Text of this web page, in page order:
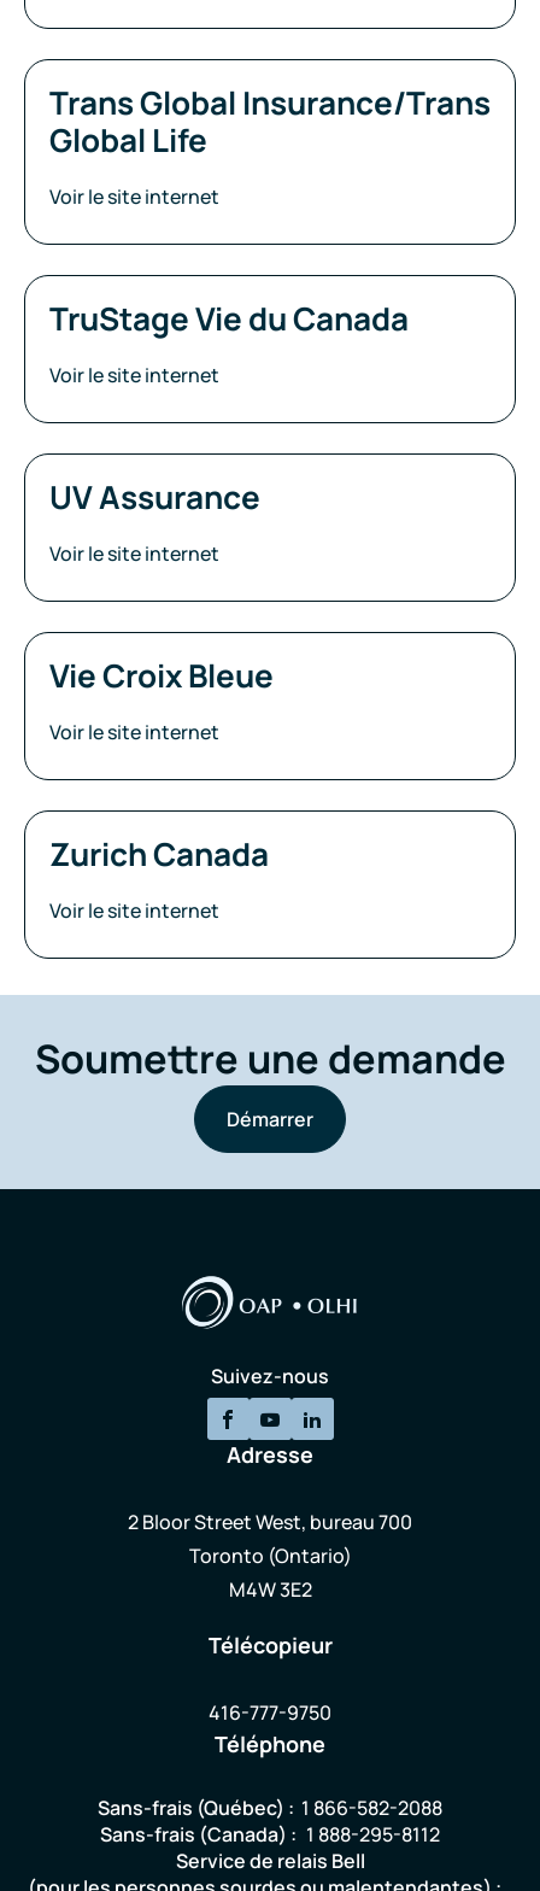
Trans Global Insurance/Trans
Global Life
Voir le site internet
TruStage Vie du Canada
Voir le site internet
UV Assurance
Voir le site internet
Vie Croix Bleue
Voir le site internet
Zurich Canada
Voir le site internet
Soumettre une demande
Démarrer
Suivez-nous
Adresse
2 Bloor Street West, bureau 700
Toronto (Ontario)
M4W 3E2
Télécopieur
416-777-9750
Téléphone
Sans-frais (Québec) : 1 866-582-2088
Sans-frais (Canada) : 1 888-295-8112
Service de relais Bell